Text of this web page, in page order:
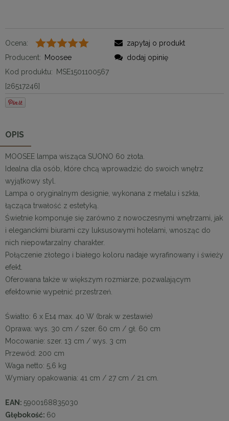
Ocena:
Producent:
Moosee
Kod produktu:
MSE1501100567
[26517246]
zapytaj o produkt
dodaj opinię
OPIS
MOOSEE lampa wisząca SUONO 60 złota.
Idealna dla osób, które chcą wprowadzić do swoich wnętrz
wyjątkowy styl.
Lampa o oryginalnym designie, wykonana z metalu i szkła,
łącząca trwałość z estetyką.
Świetnie komponuje się zarówno z nowoczesnymi wnętrzami, jak
i eleganckimi biurami czy luksusowymi hotelami, wnosząc do
nich niepowtarzalny charakter.
Połączenie złotego i białego koloru nadaje wyrafinowany i świeży
efekt.
Oferowana także w większym rozmiarze, pozwalającym
efektownie wypełnić przestrzeń.
Światło: 6 x E14 max. 40 W (brak w zestawie)
Oprawa: wys. 30 cm / szer. 60 cm / gł. 60 cm
Mocowanie: szer. 13 cm / wys. 3 cm
Przewód: 200 cm
Waga netto: 5,6 kg
Wymiary opakowania: 41 cm / 27 cm / 21 cm.
EAN: 5900168835030
Głębokość: 60